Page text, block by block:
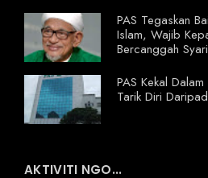
PAS Tegaskan
Islam, Wajib
Bercanggah
PAS Kekal
Tarik Diri
AKTIVITI NGO...